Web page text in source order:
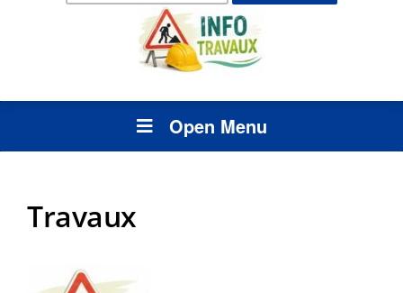
Open Menu
Travaux